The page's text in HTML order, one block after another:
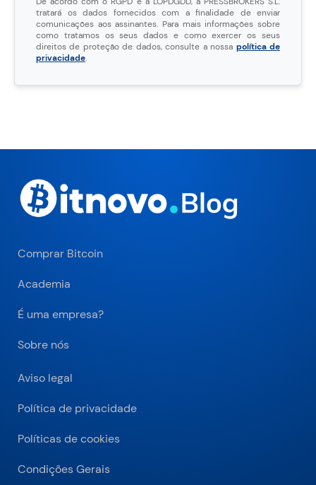
tratará os dados fornecidos com a finalidade de enviar
comunicações aos assinantes. Para mais informações sobre
como tratamos os seus dados e como exercer os seus
direitos de proteção de dados, consulte a nossa política de
privacidade.
Comprar Bitcoin
Academia
É uma empresa?
Sobre nós
Aviso legal
Política de privacidade
Políticas de cookies
Condições Gerais